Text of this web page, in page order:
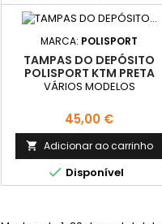
MARCA: POLISPORT
TAMPAS DO DEPÓSITO
POLISPORT KTM PRETA
VÁRIOS MODELOS
Preço
45,00 €
 Adicionar ao carrinho
 Disponível